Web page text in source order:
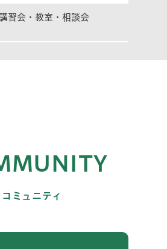
習会・教室・相談会
コミュニティ